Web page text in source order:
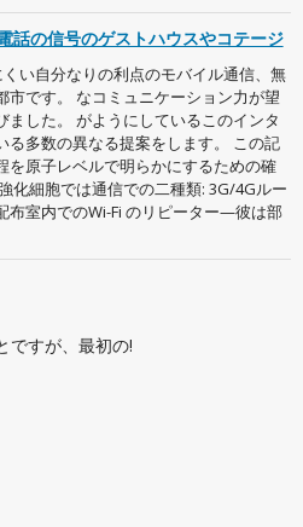
話の信号のゲストハウスやコテージ
い自分なりの利点のモバイル通信、無
です。 なコミュニケーション力が望
ました。 がようにしているこのインタ
る多数の異なる提案をします。 この記
を原子レベルで明らかにするための確
化細胞では通信での二種類: 3G/4Gルー
布室内でのWi-Fi のリピーター—彼は部
ですが、最初の!